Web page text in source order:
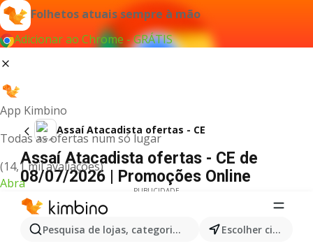
Folhetos atuais sempre à mão
Adicionar ao Chrome - GRÁTIS
App Kimbino
Todas as ofertas num só lugar
(14,1 mil avaliações)
Abra
Pesquisa de lojas, categorias,produtos... Escolher cidade
Assaí Atacadista ofertas - CE
Assaí Atacadista ofertas - CE de
08/07/2026 | Promoções Online
PUBLICIDADE